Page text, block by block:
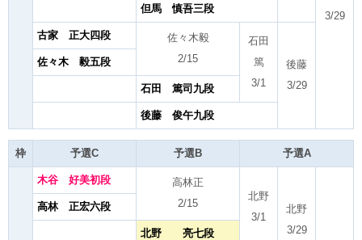
3/29
但馬 慎吾三段
古家 正大四段
佐々木毅
2/15
石田
篤
3/1
後藤
3/29
佐々木 毅五段
石田 篤司九段
後藤 俊午九段
枠 予選C 予選B 予選A
木谷 好美初段
高林正
2/15
北野
3/1
北野
3/29
高林 正宏六段
北野 亮七段